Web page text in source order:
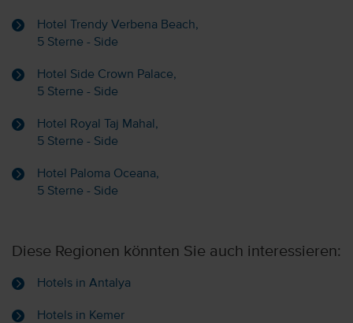
Hotel Trendy Verbena Beach,
5 Sterne - Side
Hotel Side Crown Palace,
5 Sterne - Side
Hotel Royal Taj Mahal,
5 Sterne - Side
Hotel Paloma Oceana,
5 Sterne - Side
Diese Regionen könnten Sie auch interessieren:
Hotels in Antalya
Hotels in Kemer